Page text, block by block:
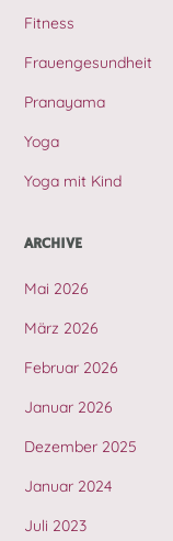
Fitness
Frauengesundheit
Pranayama
Yoga
Yoga mit Kind
ARCHIVE
Mai 2026
März 2026
Februar 2026
Januar 2026
Dezember 2025
Januar 2024
Juli 2023